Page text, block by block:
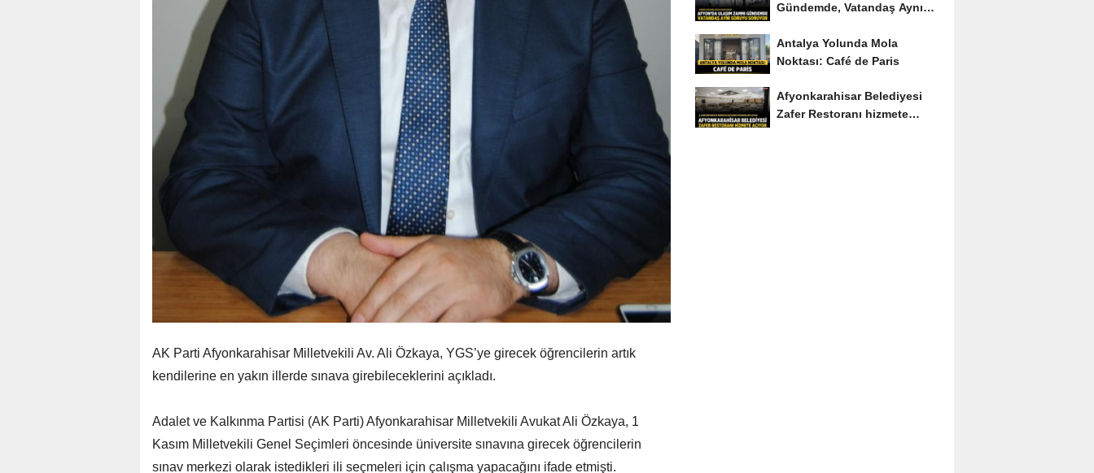
AK Parti Afyonkarahisar Milletvekili Av. Ali Özkaya, YGS’ye girecek öğrencilerin artık
kendilerine en yakın illerde sınava girebileceklerini açıkladı.
Adalet ve Kalkınma Partisi (AK Parti) Afyonkarahisar Milletvekili Avukat Ali Özkaya, 1
Kasım Milletvekili Genel Seçimleri öncesinde üniversite sınavına girecek öğrencilerin
sınav merkezi olarak istedikleri ili seçmeleri için çalışma yapacağını ifade etmişti.
Gündemde, Vatandaş Aynı
Antalya Yolunda Mola
Noktası: Café de Paris
Afyonkarahisar Belediyesi
Zafer Restoranı hizmete